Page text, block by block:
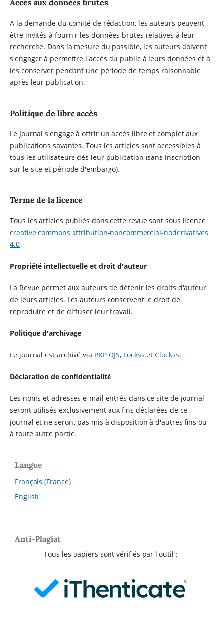
Accès aux données brutes
A la demande du comité de rédaction, les auteurs peuvent
être invités à fournir les données brutes relatives à leur
recherche. Dans la mesure du possible, les auteurs doivent
s'engager à permettre l'accès du public à leurs données et à
les conserver pendant une période de temps raisonnable
après leur publication.
Politique de libre accès
Le Journal s'engage à offrir un accès libre et complet aux
publications savantes. Tous les articles sont accessibles à
tous les utilisateurs dès leur publication (sans inscription
sur le site et période d'embargo).
Terme de la licence
Tous les articles publiés dans cette revue sont sous licence
creative commons attribution-noncommercial-noderivatives
4.0
Propriété intellectuelle et droit d'auteur
La Revue permet aux auteurs de détenir les droits d'auteur
de leurs articles. Les auteurs conservent le droit de
reproduire et de diffuser leur travail.
Politique d'archivage
Le journal est archivé via PKP OJS, Lockss et Clockss.
Déclaration de confidentialité
Les noms et adresses e-mail entrés dans ce site de journal
seront utilisés exclusivement aux fins déclarées de ce
journal et ne seront pas mis à disposition à d'autres fins ou
à toute autre partie.
Langue
Français (France)
English
Anti-Plagiat
Tous les papiers sont vérifiés par l'outil :